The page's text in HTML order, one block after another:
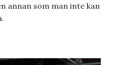
annan som man inte kan